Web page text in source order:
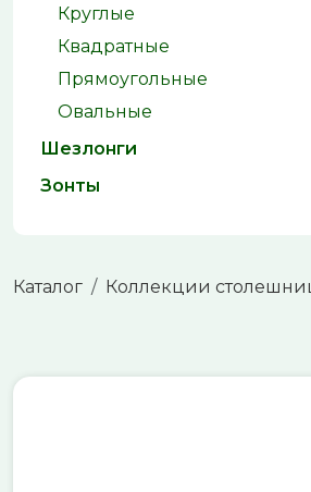
Круглые
Квадратные
Прямоугольные
Овальные
Шезлонги
Зонты
Каталог Коллекции